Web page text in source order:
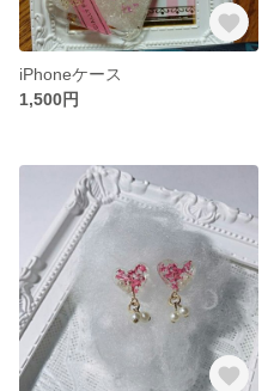
iPhoneケース
1,500円